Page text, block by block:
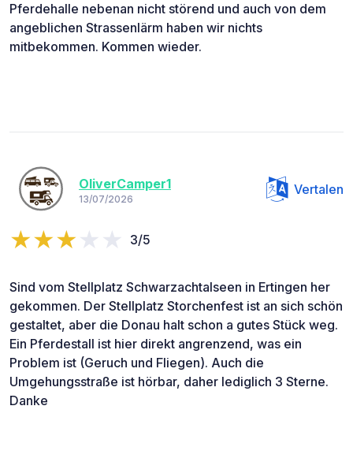
Pferdehalle nebenan nicht störend und auch von dem
angeblichen Strassenlärm haben wir nichts
mitbekommen. Kommen wieder.
OliverCamper1
13/07/2026
Vertalen
3/5
Sind vom Stellplatz Schwarzachtalseen in Ertingen her
gekommen. Der Stellplatz Storchenfest ist an sich schön
gestaltet, aber die Donau halt schon a gutes Stück weg.
Ein Pferdestall ist hier direkt angrenzend, was ein
Problem ist (Geruch und Fliegen). Auch die
Umgehungsstraße ist hörbar, daher lediglich 3 Sterne.
Danke